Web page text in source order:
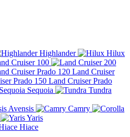
Highlander
Hilux
Cruiser 100
Land Cruiser
Land Cruiser Prado
Sequoia
Tundra
Avensis
Camry
Yaris
Hiace